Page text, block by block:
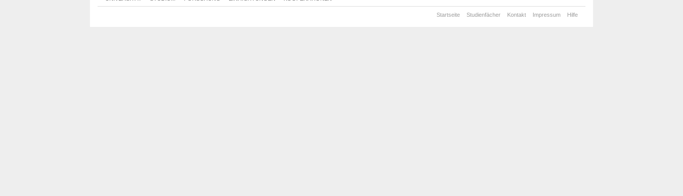
Startseite Studienfächer Kontakt Impressum Hilfe